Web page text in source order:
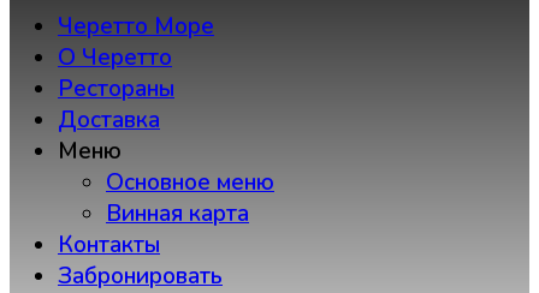
Черетто Море
О Черетто
Рестораны
Доставка
Меню
Основное меню
Винная карта
Контакты
Забронировать